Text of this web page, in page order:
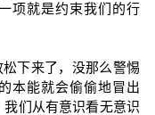
项就是约束我们的行
下来了，没那么警惕
本能就会偷偷地冒出
们从有意识看无意识